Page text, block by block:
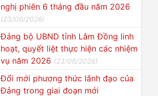
nghị phiên 6 tháng đầu năm 2026
(23/06/2026)
Đảng bộ UBND tỉnh Lâm Đồng linh
hoạt, quyết liệt thực hiện các nhiệm
vụ năm 2026 (23/06/2026)
Đổi mới phương thức lãnh đạo của
Đảng trong giai đoạn mới